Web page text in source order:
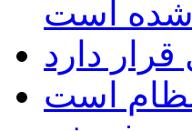
شده است
دارد
نظام است